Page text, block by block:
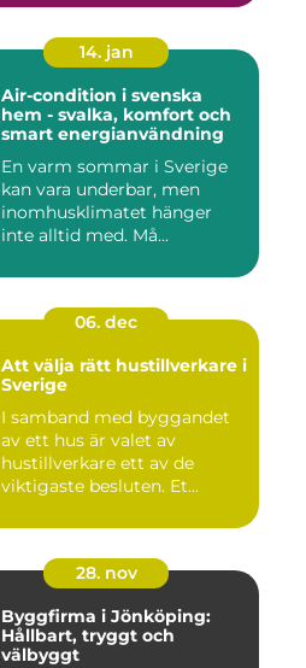
14. jan
Air-condition i svenska
hem - svalka, komfort och
smart energianvändning
En varm sommar i Sverige
kan vara underbar, men
inomhusklimatet hänger
inte alltid med. Må...
06. dec
Att välja rätt hustillverkare i
Sverige
I samband med byggandet
av ett hus är valet av
hustillverkare ett av de
viktigaste besluten. Et...
28. nov
Byggfirma i Jönköping:
Hållbart, tryggt och
välbyggt